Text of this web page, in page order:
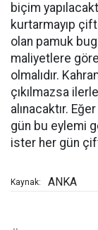
biçim
kurtarmayıp
olan pamuk
maliyetlere
olmalıdır.
çıkılmazsa
alınacaktır.
gün bu eylemi
ister her gün
Kaynak: ANKA